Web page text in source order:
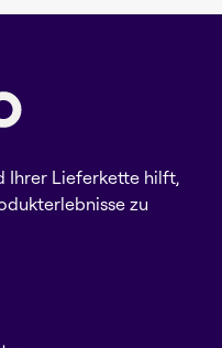
Ihrer Lieferkette hilft,
zu